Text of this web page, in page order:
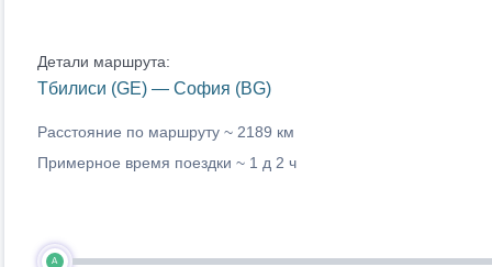
Детали маршрута:
Тбилиси (GE) — София (BG)
Расстояние по маршруту ~ 2189 км
Примерное время поездки ~ 1 д 2 ч
A